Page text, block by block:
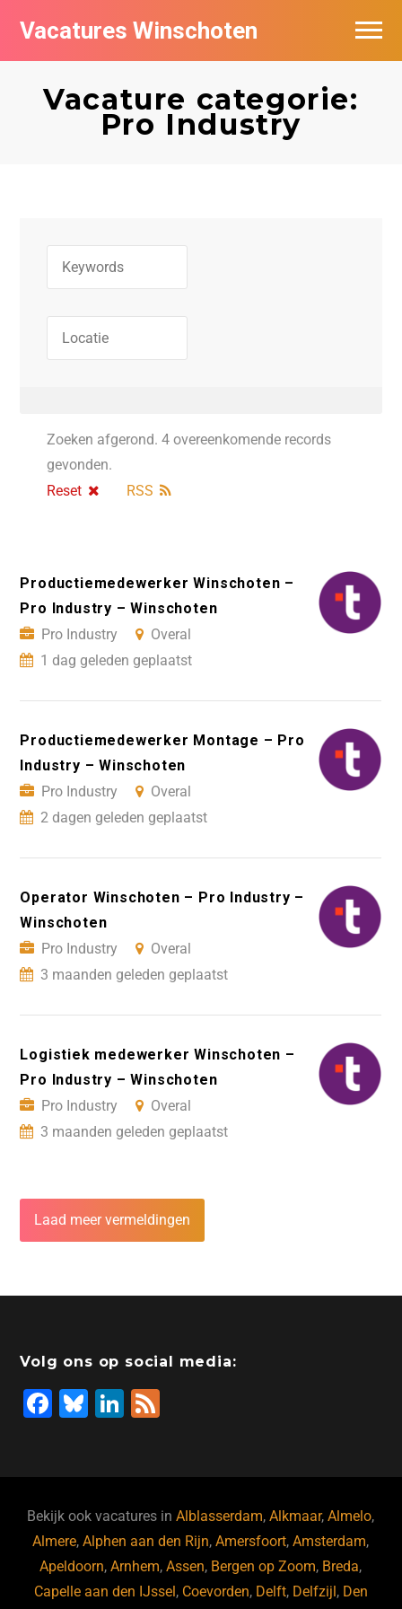
Vacatures Winschoten
Vacature categorie:
Pro Industry
Zoeken afgerond. 4 overeenkomende records
gevonden.
Reset
RSS
Productiemedewerker Winschoten –
Pro Industry – Winschoten
Pro Industry
Overal
1 dag geleden geplaatst
Productiemedewerker Montage – Pro
Industry – Winschoten
Pro Industry
Overal
2 dagen geleden geplaatst
Operator Winschoten – Pro Industry –
Winschoten
Pro Industry
Overal
3 maanden geleden geplaatst
Logistiek medewerker Winschoten –
Pro Industry – Winschoten
Pro Industry
Overal
3 maanden geleden geplaatst
Laad meer vermeldingen
Volg ons op social media:
F
b
o
o
Bl
ky
Li
dI
n
Bekijk ook vacatures inAlblasserdam,Alkmaar,Almelo,
Almere,Alphen aan den Rijn,Amersfoort,Amsterdam,
Apeldoorn,Arnhem,Assen, Bergen op Zoom, Breda,
Capelle aan den IJssel , Coevorden, Delft, Delfzijl , Den
Vacatures per bedrijf in Winschoten
Nieuwsbrief feed